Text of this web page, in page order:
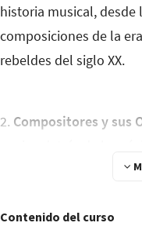
historia musical, desde
composiciones de la
rebeldes del siglo XX.
2. Compositores y sus
de Mozart y
Contenido del curso